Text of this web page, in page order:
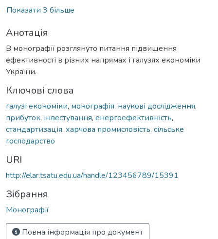
Показати 3 більше
Анотація
В монографії розглянуто питання підвищення
ефективності в різних напрямах і галузях економіки
України.
Ключові слова
галузі економіки, монографія, наукові дослідження,
прибуток, інвестування, енергоефективність,
стандартизація, харчова промисловість, сільське
господарство
URI
http://elar.tsatu.edu.ua/handle/123456789/15391
Зібрання
Монографії
Повна інформація про документ